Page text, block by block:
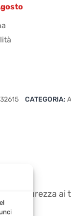
CATEGORIA:
e sicurezza